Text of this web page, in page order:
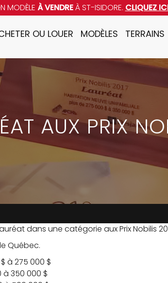
MODÈLE À VENDREÀ ST-ISIDORE. CLIQUEZ
OU LOUER MODÈLES TERRAINS
AUX PRIX
dans une catégorie aux Prix Nobilis
Québec.
à 275 000 $
350 000 $